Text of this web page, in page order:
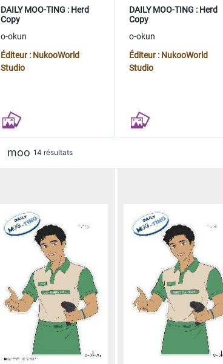
DAILY MOO-TING : Herd
Copy
o-okun
Éditeur : NukooWorld
Studio
DAILY MOO-TING : Herd
Copy
o-okun
Éditeur : NukooWorld
Studio
moo 14 résultats